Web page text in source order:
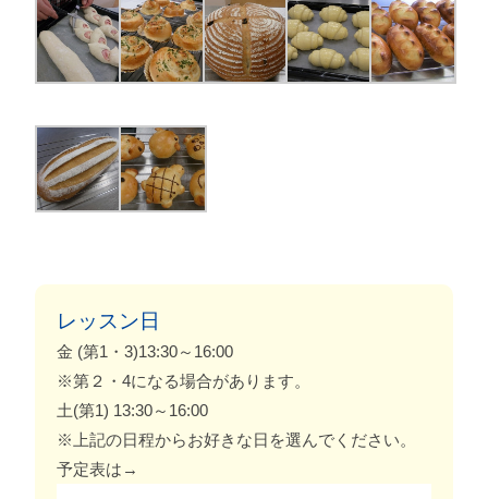
レッスン日
金 (第1・3)13:30～16:00
※第２・4になる場合があります。
土(第1) 13:30～16:00
※上記の日程からお好きな日を選んでください。
予定表は→